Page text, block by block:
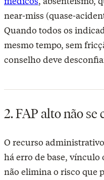
near-miss (quase-
Quando todos os
mesmo tempo, sem
conselho deve
2. FAP alto não
O recurso
há erro de base, vínculo
não elimina o risco que